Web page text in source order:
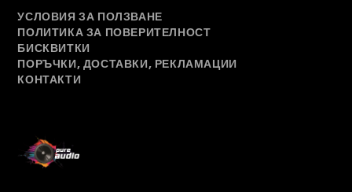
УСЛОВИЯ ЗА ПОЛЗВАНЕ
ПОЛИТИКА ЗА ПОВЕРИТЕЛНОСТ
БИСКВИТКИ
ПОРЪЧКИ, ДОСТАВКИ, РЕКЛАМАЦИИ
КОНТАКТИ